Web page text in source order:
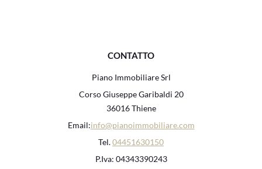
CONTATTO
Piano Immobiliare Srl
Corso Giuseppe Garibaldi 20
36016 Thiene
Email:info@pianoimmobiliare.com
Tel.04451630150
P.Iva: 04343390243